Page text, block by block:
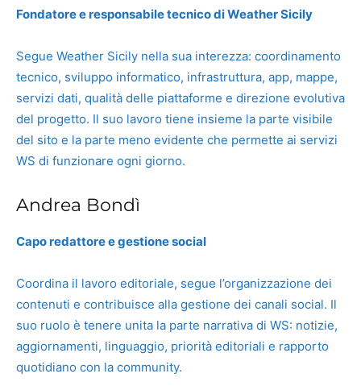
Fondatore e responsabile tecnico di Weather Sicily
Segue Weather Sicily nella sua interezza: coordinamento
tecnico, sviluppo informatico, infrastruttura, app, mappe,
servizi dati, qualità delle piattaforme e direzione evolutiva
del progetto. Il suo lavoro tiene insieme la parte visibile
del sito e la parte meno evidente che permette ai servizi
WS di funzionare ogni giorno.
Andrea Bondì
Capo redattore e gestione social
Coordina il lavoro editoriale, segue l’organizzazione dei
contenuti e contribuisce alla gestione dei canali social. Il
suo ruolo è tenere unita la parte narrativa di WS: notizie,
aggiornamenti, linguaggio, priorità editoriali e rapporto
quotidiano con la community.